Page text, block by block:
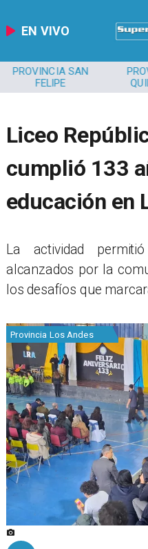
EN VIVO
PROVINCIA SAN
FELIPE
Liceo
cumplió 133
educación en
​La actividad
alcanzados por la
los desafíos que
Provincia Los Andes